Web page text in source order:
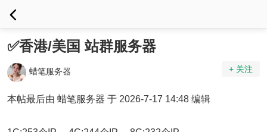
✅香港/美国 站群服务器
蜡笔服务器 + 关注
本帖最后由 蜡笔服务器 于 2026-7-17 14:48 编辑